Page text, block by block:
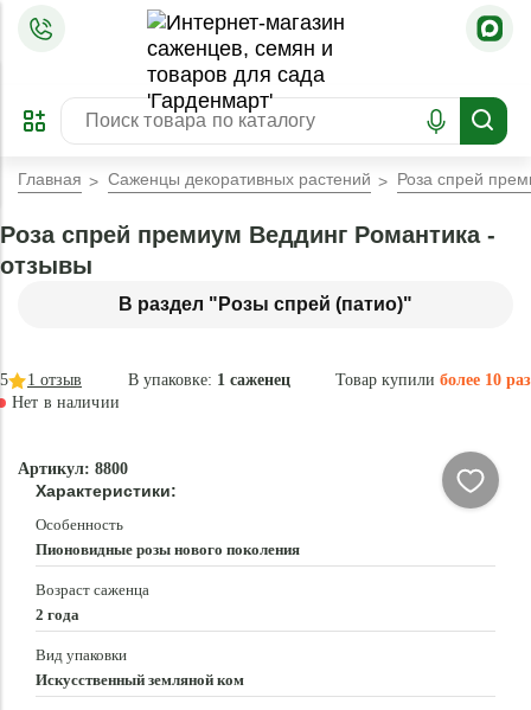
ПРЕДЗАКАЗ
ЗАБРОНИРОВАТЬ
ЛУЧШЕЕ
Главная Саженцы декоративных растений Роза спрей
В раздел "Розы спрей (патио)"
Роза спрей премиум Веддинг Романтика -
отзывы
В упаковке: 1 саженец Товар купили более 10 раз
5 1 отзыв
Нет в наличии
Артикул: 8800
Характеристики:
Особенность
Пионовидные розы нового поколения
Возраст саженца
2 года
Вид упаковки
Искусственный земляной ком